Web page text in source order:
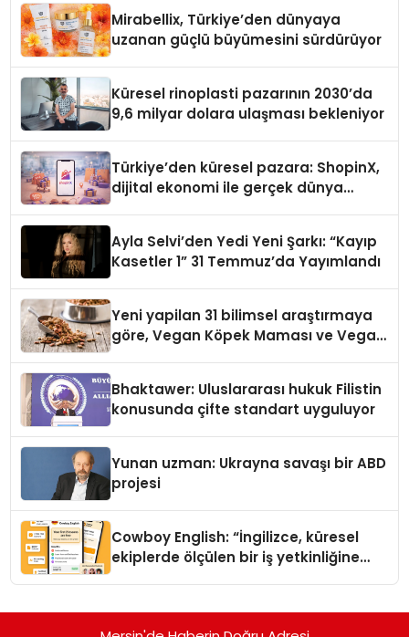
Mirabellix, Türkiye’den dünyaya
uzanan güçlü büyümesini sürdürüyor
Küresel rinoplasti pazarının 2030’da
9,6 milyar dolara ulaşması bekleniyor
Türkiye’den küresel pazara: ShopinX,
dijital ekonomi ile gerçek dünya
Ayla Selvi’den Yedi Yeni Şarkı: “Kayıp
Kasetler 1” 31 Temmuz’da Yayımlandı
Yeni yapilan 31 bilimsel araştırmaya
göre, Vegan Köpek Maması ve Vegan
Bhaktawer: Uluslararası hukuk Filistin
konusunda çifte standart uyguluyor
Yunan uzman: Ukrayna savaşı bir ABD
projesi
Cowboy English: “İngilizce, küresel
ekiplerde ölçülen bir iş yetkinliğine